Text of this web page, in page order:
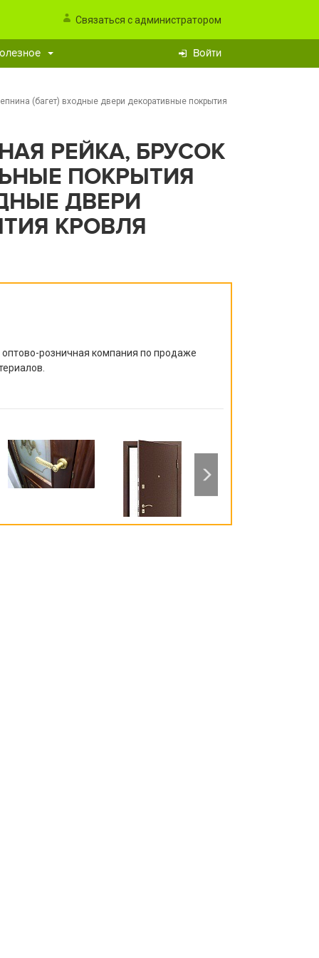
Связаться с администратором
Войти
(багет) входные двери декоративные покрытия
РЕЙКА, БРУСОК
ПОКРЫТИЯ
ДВЕРИ
КРОВЛЯ
розничная компания по продаже